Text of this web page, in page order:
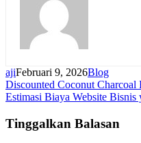
ajiFebruari 9, 2026Blog
Navigasi
pos
Discounted Coconut Charcoal
Estimasi Biaya Website
Tinggalkan Balasan